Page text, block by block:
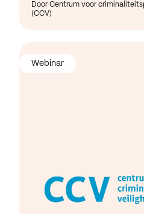
Door Centrum voor
(CCV)
Webinar